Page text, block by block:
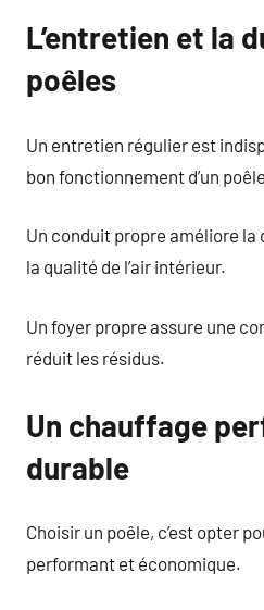
L’entretien et la
poêles
Un entretien régulier est
bon fonctionnement d’un
Un conduit propre améliore
la qualité de l’air intérieur.
Un foyer propre assure une
réduit les résidus.
Un chauffage
durable
Choisir un poêle, c’est opter
performant et économique.